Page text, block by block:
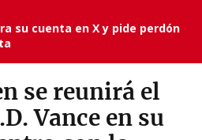
su cuenta en X y pide perdón
se reunirá el
Vance en su